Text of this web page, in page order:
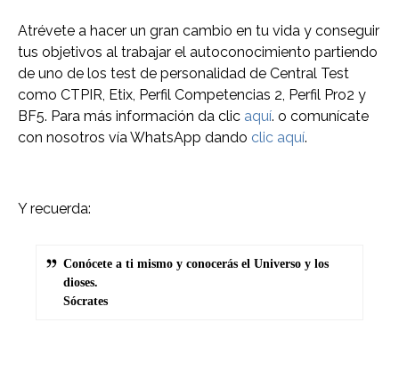
Atrévete a hacer un gran cambio en tu vida y conseguir
tus objetivos al trabajar el autoconocimiento partiendo
de uno de los test de personalidad de Central Test
como CTPIR, Etix, Perfil Competencias 2, Perfil Pro2 y
BF5. Para más información da clic aquí. o comunícate
con nosotros vía WhatsApp dando clic aquí.
Y recuerda:
Conócete a ti mismo y conocerás el Universo y los
dioses.
Sócrates